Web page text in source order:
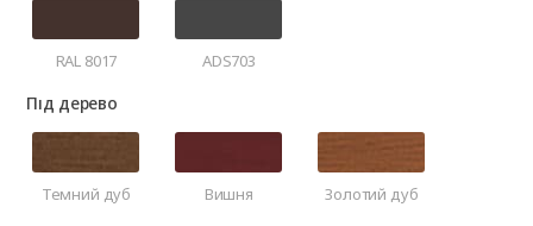
RAL 8017 ADS703
Під дерево
Темний дуб Вишня Золотий дуб